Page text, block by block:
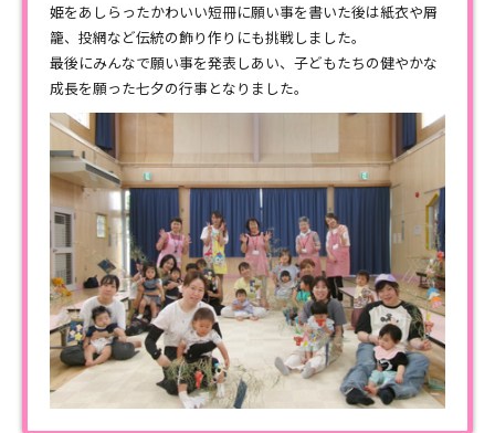
姫をあしらったかわいい短冊に願い事を書いた後は紙衣や屑
籠、投網など伝統の飾り作りにも挑戦しました。
最後にみんなで願い事を発表しあい、子どもたちの健やかな
成長を願った七夕の行事となりました。